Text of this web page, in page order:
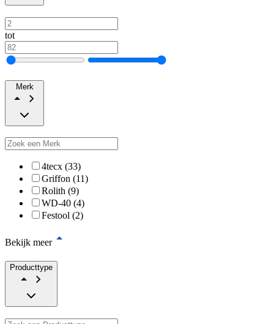
tot
Merk
4tecx (33)
Griffon (11)
Rolith (9)
WD-40 (4)
Festool (2)
Bekijk meer
Producttype